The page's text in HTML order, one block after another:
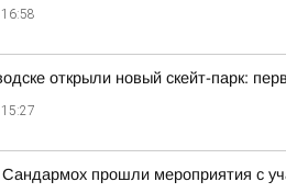
открыли новый скейт-парк:
прошли мероприятия с